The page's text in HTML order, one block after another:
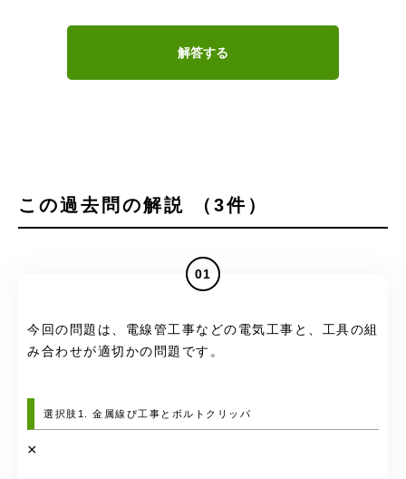
解答する
この過去問の解説 （3件）
01
今回の問題は、電線管工事などの電気工事と、工具の組
み合わせが適切かの問題です。
選択肢1. 金属線ぴ工事とボルトクリッパ
×